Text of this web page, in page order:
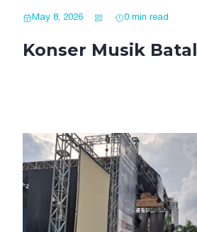
May 8, 2026 0 min read
Konser Musik Batal